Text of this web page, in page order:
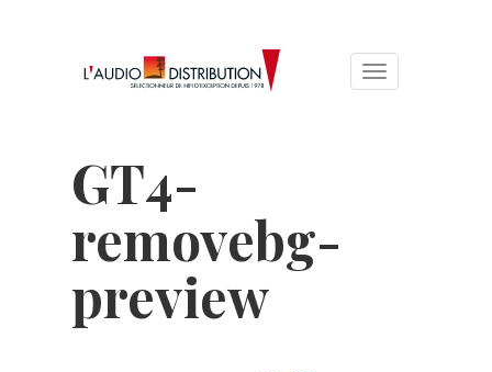
Toggle
navigation
GT4-
removebg-
preview